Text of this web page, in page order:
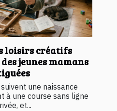
loisirs créatifs
jeunes mamans
une naissance
à une course sans ligne
et...